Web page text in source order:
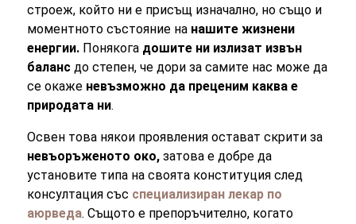
строеж, който ни е присъщ изначално, но също и
моментното състояние на нашите жизнени
енергии. Понякога дошите ни излизат извън
баланс до степен, че дори за самите нас може да
се окаже невъзможно да преценим каква е
природата ни.
Освен това някои проявления остават скрити за
невъоръженото око, затова е добре да
установите типа на своята конституция след
консултация със специализиран лекар по
аюрведа. Същото е препоръчително, когато